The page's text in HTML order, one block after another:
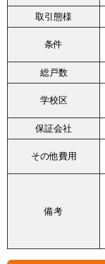
取引態様
条件
総戸数
学校区
保証会社
その他費用
備考